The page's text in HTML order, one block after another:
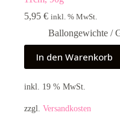
5,95 € inkl. % MwSt.
Ballongewichte /
In den Warenkorb
inkl. 19 % MwSt.
zzgl. Versandkosten